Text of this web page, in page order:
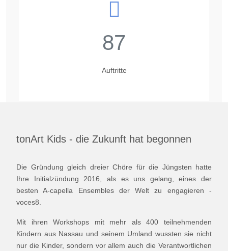
87
Auftritte
tonArt Kids - die Zukunft hat begonnen
Die Gründung gleich dreier Chöre für die Jüngsten hatte
Ihre Initialzündung 2016, als es uns gelang, eines der
besten A-capella Ensembles der Welt zu engagieren -
voces8.
Mit ihren Workshops mit mehr als 400 teilnehmenden
Kindern aus Nassau und seinem Umland wussten sie nicht
nur die Kinder, sondern vor allem auch die Verantwortlichen